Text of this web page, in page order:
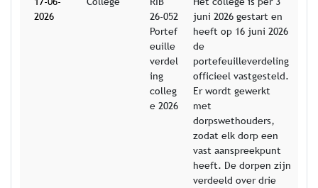
2026
26-052
Portef
euille
verdel
ing
colleg
e 2026
juni 2026 gestart en
heeft op 16 juni 2026
de
portefeuilleverdeling
officieel vastgesteld.
Er wordt gewerkt
met
dorpswethouders,
zodat elk dorp een
vast aanspreekpunt
heeft. De dorpen zijn
verdeeld over drie